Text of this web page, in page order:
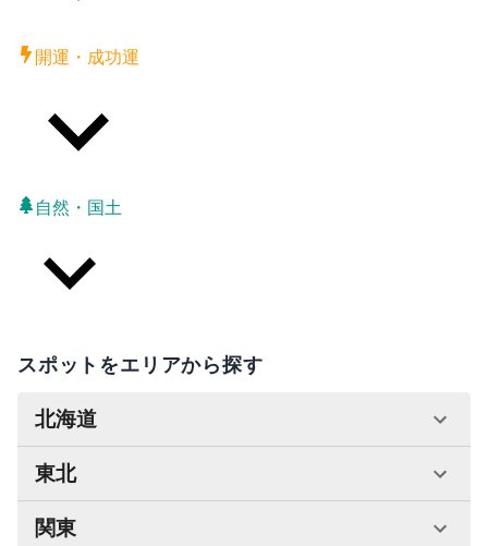
開運・成功運
自然・国土
スポットをエリアから探す
北海道
東北
関東